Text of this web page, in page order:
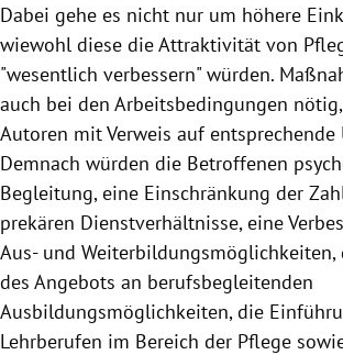
Dabei gehe es nicht nur um höhere
wiewohl diese die Attraktivität von
"wesentlich verbessern" würden.
auch bei den Arbeitsbedingungen
Autoren mit Verweis auf entsprechende
Demnach würden die Betroffenen
Begleitung, eine Einschränkung der
prekären Dienstverhältnisse, eine
Aus- und Weiterbildungsmöglichkeiten,
des Angebots an berufsbegleitenden
Ausbildungsmöglichkeiten, die
Lehrberufen im Bereich der Pflege